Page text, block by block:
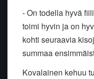
- On todella hyvä
toimi hyvin ja on
kohti seuraavia
summaa
Kovalainen kehuu